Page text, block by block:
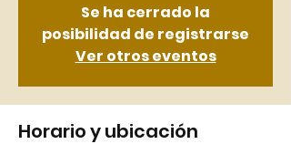
Se ha cerrado la
posibilidad de registrarse
Ver otros eventos
Horario y ubicación